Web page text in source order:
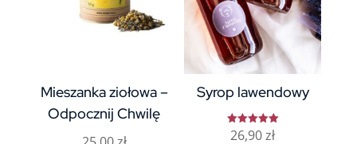
Mieszanka ziołowa –
Odpocznij Chwilę
Syrop lawendowy
Oceniono
5.00
26,90zł